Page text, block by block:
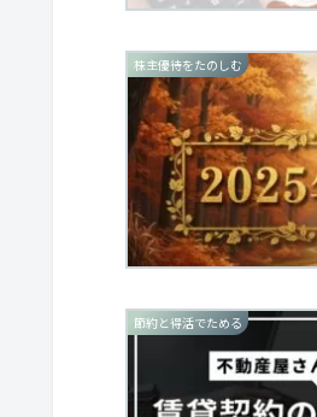
株主優待をたのしむ
節約と得活でためる